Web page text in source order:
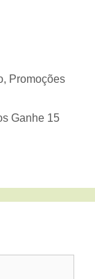
, Promoções
Ganhe 15